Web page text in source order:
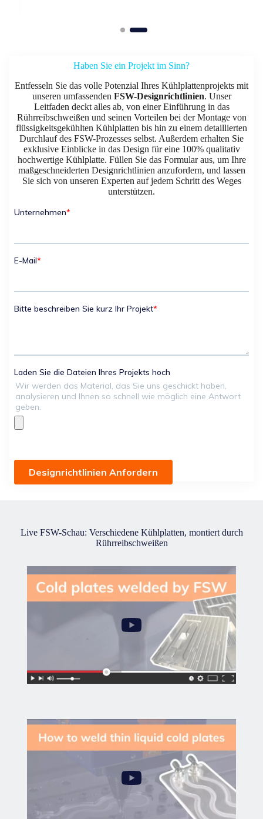
Haben Sie ein Projekt im Sinn?
Entfesseln Sie das volle Potenzial Ihres Kühlplattenprojekts mit
unseren umfassenden FSW-Designrichtlinien. Unser
Leitfaden deckt alles ab, von einer Einführung in das
Rührreibschweißen und seinen Vorteilen bei der Montage von
flüssigkeitsgekühlten Kühlplatten bis hin zu einem detaillierten
Durchlauf des FSW-Prozesses selbst. Außerdem erhalten Sie
exklusive Einblicke in das Design für eine 100% qualitativ
hochwertige Kühlplatte. Füllen Sie das Formular aus, um Ihre
maßgeschneiderten Designrichtlinien anzufordern, und lassen
Sie sich von unseren Experten auf jedem Schritt des Weges
unterstützen.
Live FSW-Schau: Verschiedene Kühlplatten, montiert durch
Rührreibschweißen